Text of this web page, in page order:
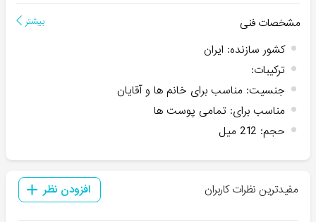
مشخصات فنی بیشتر
کشور سازنده: ایران
ترکیبات:
جنسیت: مناسب برای خانم ها و آقایان
مناسب برای: تمامی پوست ها
حجم: 212 میل
مفیدترین نظرات کاربران افزودن نظر